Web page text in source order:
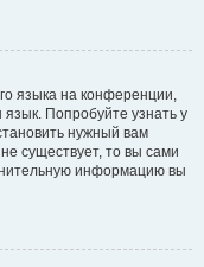
языка на конференции,
Попробуйте узнать у
нужный вам
существует, то вы сами
информацию вы